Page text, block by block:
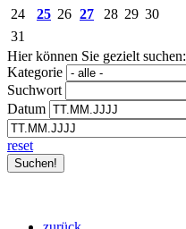
24
25 26 27 28 29 30
31
Hier können Sie gezielt suchen:
Kategorie
Suchwort
Datum
reset